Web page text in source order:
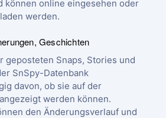
können online eingesehen oder
werden.
Geschichten
geposteten Snaps, Stories und
SnSpy-Datenbank
davon, ob sie auf der
werden können.
den Änderungsverlauf und